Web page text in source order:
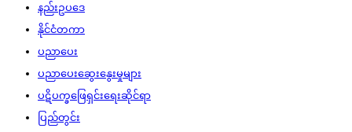
နည်းဥပဒေ
နိုင်ငံတကာ
ပညာပေး
ပညာပေးဆွေးနွေးမှုများ
ပဋိပက္ခဖြေရှင်းရေးဆိုင်ရာ
ပြည်တွင်း